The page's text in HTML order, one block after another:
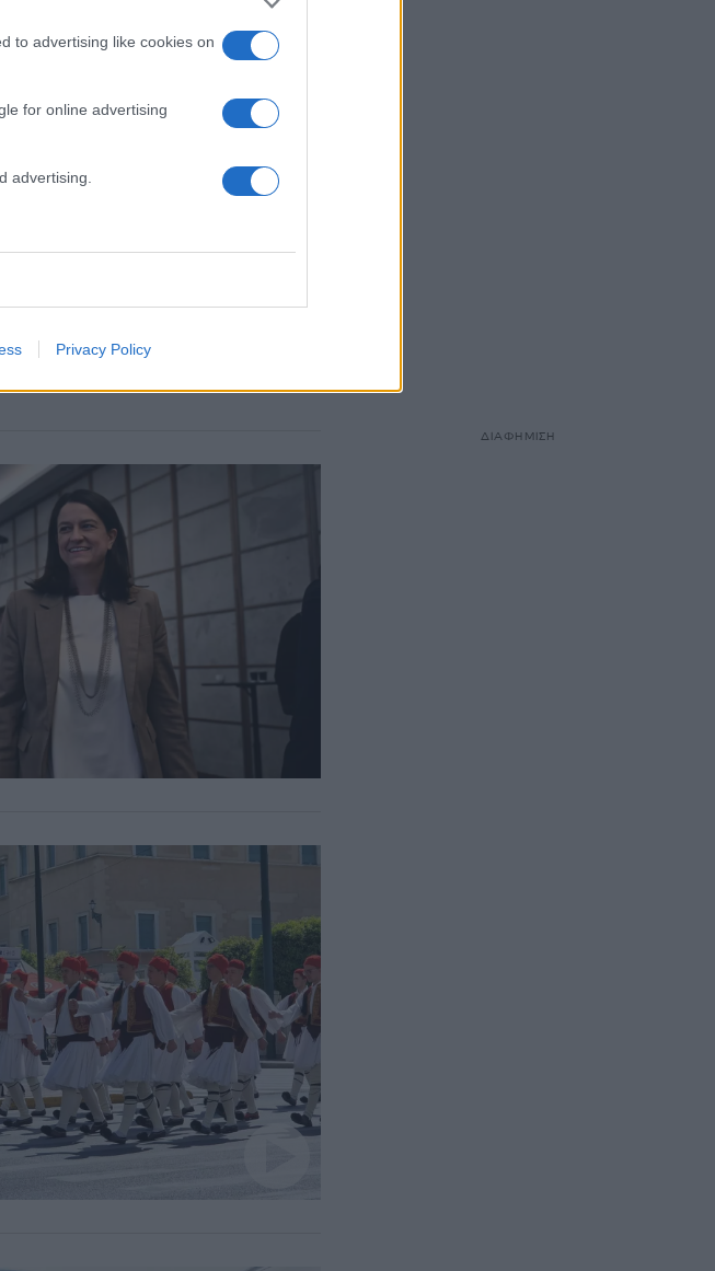
to advertising like cookies on
for online advertising
advertising.
Privacy Policy
για την
εθνικής
και σύμπνοιας στέλνει η
ΔΙΑΦΗΜΙΣΗ